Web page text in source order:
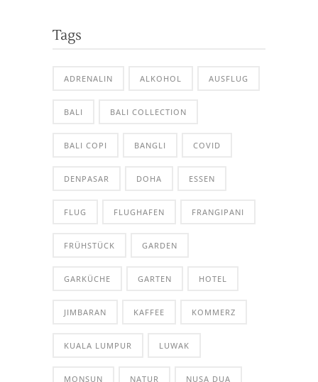
Tags
ADRENALIN ALKOHOL AUSFLUG
BALI BALI COLLECTION
BALI COPI BANGLI COVID
DENPASAR DOHA ESSEN
FLUG FLUGHAFEN FRANGIPANI
FRÜHSTÜCK GARDEN
GARKÜCHE GARTEN HOTEL
JIMBARAN KAFFEE KOMMERZ
KUALA LUMPUR LUWAK
MONSUN NATUR NUSA DUA